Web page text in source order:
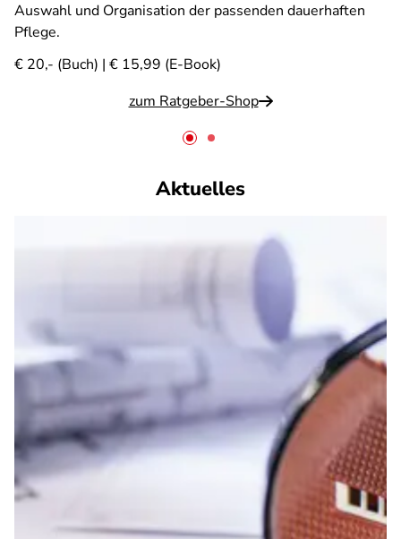
Auswahl und Organisation der passenden dauerhaften
Pflege.
€ 20,- (Buch) | € 15,99 (E-Book)
zum Ratgeber-Shop
Aktuelles